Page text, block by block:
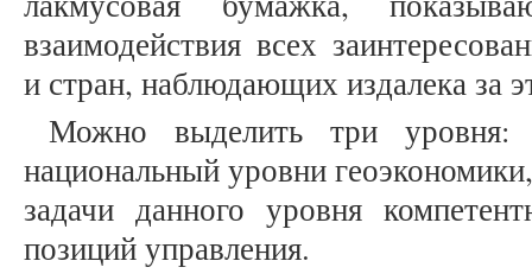
взаимодействия всех
и стран, наблюдающих издалека за
Можно выделить три уровня:
национальный уровни
задачи данного уровня
позиций управления.